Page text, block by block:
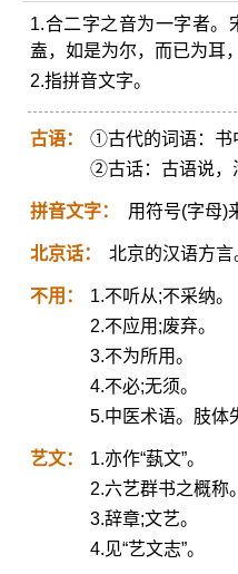
1.合二字之音为一字者。
盍，如是为尔，而已为耳
2.指拼音文字。
古语：
①古代的词语：书
②古话：古语说，
拼音文字： 用符号(字母)
北京话： 北京的汉语方言
不用：
1.不听从;不采纳。
2.不应用;废弃。
3.不为所用。
4.不必;无须。
5.中医术语。肢体
艺文：
1.亦作“蓺文”。
2.六艺群书之概称。
3.辞章;文艺。
4.见“艺文志”。